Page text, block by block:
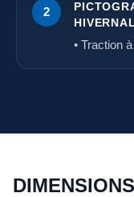
2
• Traction